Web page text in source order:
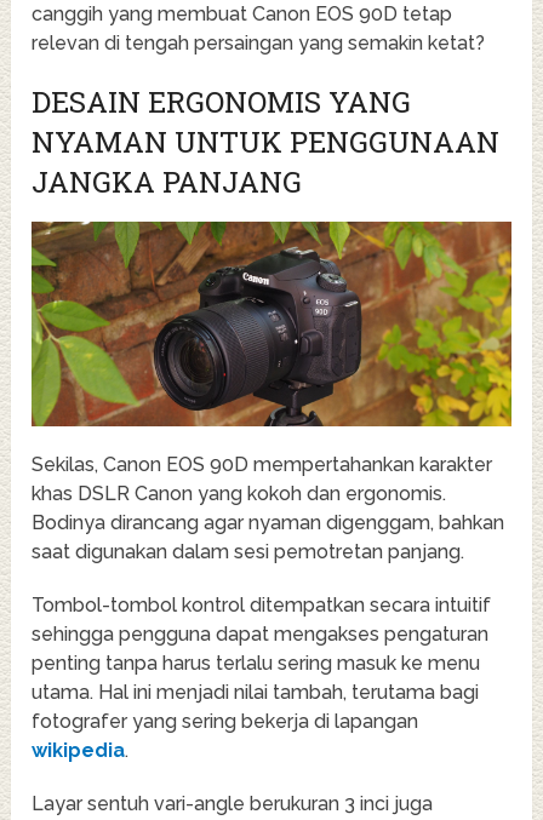
canggih yang membuat Canon EOS 90D tetap
relevan di tengah persaingan yang semakin ketat?
DESAIN ERGONOMIS YANG
NYAMAN UNTUK PENGGUNAAN
JANGKA PANJANG
Sekilas, Canon EOS 90D mempertahankan karakter
khas DSLR Canon yang kokoh dan ergonomis.
Bodinya dirancang agar nyaman digenggam, bahkan
saat digunakan dalam sesi pemotretan panjang.
Tombol-tombol kontrol ditempatkan secara intuitif
sehingga pengguna dapat mengakses pengaturan
penting tanpa harus terlalu sering masuk ke menu
utama. Hal ini menjadi nilai tambah, terutama bagi
fotografer yang sering bekerja di lapangan
wikipedia.
Layar sentuh vari-angle berukuran 3 inci juga